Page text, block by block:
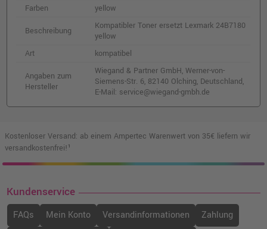
Farben
yellow
Beschreibung
Kompatibler Toner ersetzt Lexmark 24B7180
yellow
Art
kompatibel
Angaben zum
Hersteller
Wiegand & Partner GmbH, Werner-von-
Siemens-Str. 6, 82140 Olching, Deutschland,
E-Mail: service@wiegand-gmbh.de
Kostenloser Versand: ab einem Ampertec Warenwert von 35€ liefern wir
versandkostenfrei!¹
Kundenservice
FAQs Mein Konto Versandinformationen
Zahlung